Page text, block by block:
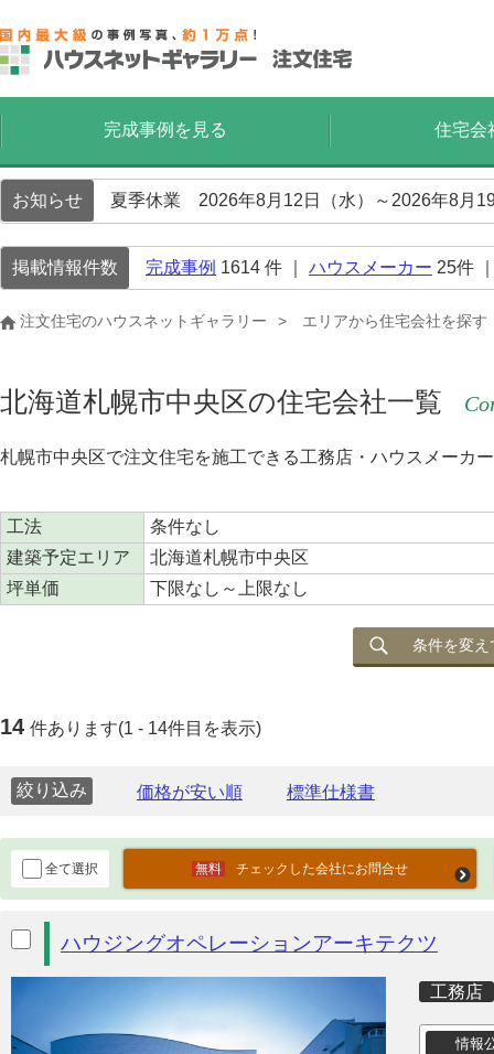
完成事例を見る 住宅会
お知らせ 夏季休業 2026年8月12日（水）～2026年8月
掲載情報件数 完成事例 1614 件 ｜ ハウスメーカー 25件
注文住宅のハウスネットギャラリー エリアから住宅会社を探す
北海道札幌市中央区の住宅会社一覧
札幌市中央区で注文住宅を施工できる工務店・ハウスメーカ
工法
条件なし
建築予定エリア
北海道札幌市中央区
坪単価
下限なし～上限なし
条件を変え
14 件あります(1 - 14件目を表示)
絞り込み
全て選択 チェックした会社にお問合せ
ハウジングオペレーションアーキテクツ
工務店
情報